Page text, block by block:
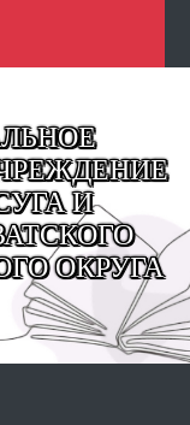
И
ОКРУГА